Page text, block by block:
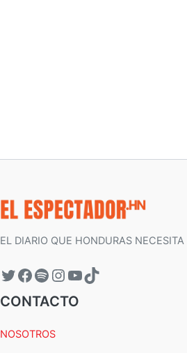
EL DIARIO QUE HONDURAS NECESITA
CONTACTO
NOSOTROS